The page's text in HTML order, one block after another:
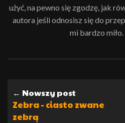
użyć, na pewno się zgodzę, jak
autora jeśli odnosisz się do
mi bardzo miło.
← Nowszy post
Zebra - ciasto zwane
zebrą